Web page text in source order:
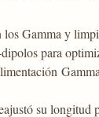
Gamma y
para
su